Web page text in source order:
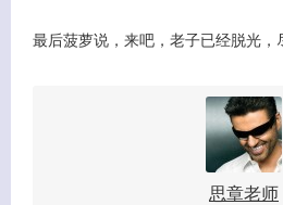
最后菠萝说，来吧，老子已经脱光，
思章老师
客服